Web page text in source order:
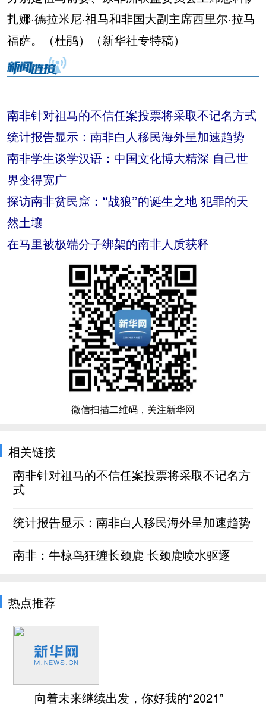
扎娜·德拉米尼·祖马和非国大副主席西里尔·拉马
福萨。（杜鹃）（新华社专特稿）
南非针对祖马的不信任案投票将采取不记名方式
统计报告显示：南非白人移民海外呈加速趋势
南非学生谈学汉语：中国文化博大精深 自己世
界变得宽广
探访南非贫民窟：“战狼”的诞生之地 犯罪的天
然土壤
在马里被极端分子绑架的南非人质获释
微信扫描二维码，关注新华网
相关链接
南非针对祖马的不信任案投票将采取不记名方
式
统计报告显示：南非白人移民海外呈加速趋势
南非：牛椋鸟狂缠长颈鹿 长颈鹿喷水驱逐
热点推荐
向着未来继续出发，你好我的“2021”